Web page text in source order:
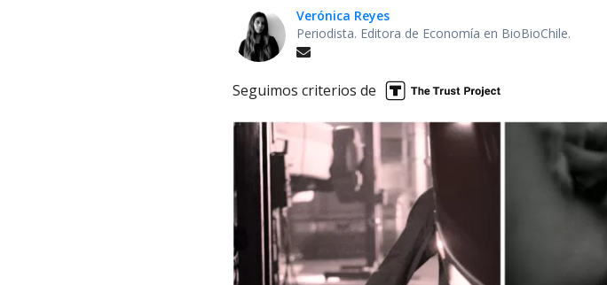
Verónica Reyes
Periodista. Editora de Economía en BioBioChile.
Seguimos criterios de